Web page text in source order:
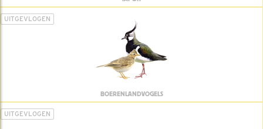
UITGEVLOGEN
BOERENLANDVOGELS
UITGEVLOGEN